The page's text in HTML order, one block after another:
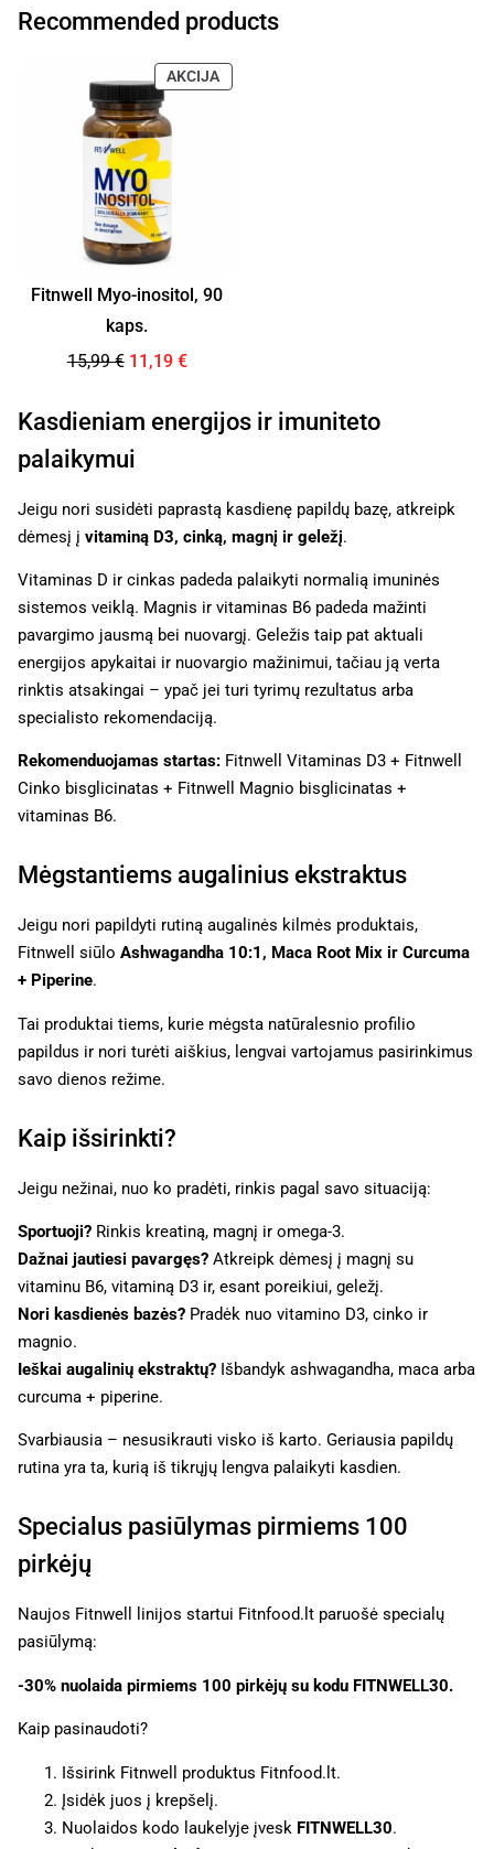
Recommended products
AKCIJA
Fitnwell Myo-inositol, 90
kaps.
15,99€ 11,19 €
Kasdieniam energijos ir imuniteto
palaikymui
Jeigu nori susidėti paprastą kasdienę papildų bazę, atkreipk
dėmesį į vitaminą D3, cinką, magnį ir geležį.
Vitaminas D ir cinkas padeda palaikyti normalią imuninės
sistemos veiklą. Magnis ir vitaminas B6 padeda mažinti
pavargimo jausmą bei nuovargį. Geležis taip pat aktuali
energijos apykaitai ir nuovargio mažinimui, tačiau ją verta
rinktis atsakingai – ypač jei turi tyrimų rezultatus arba
specialisto rekomendaciją.
Rekomenduojamas startas: Fitnwell Vitaminas D3 + Fitnwell
Cinko bisglicinatas + Fitnwell Magnio bisglicinatas +
vitaminas B6.
Mėgstantiems augalinius ekstraktus
Jeigu nori papildyti rutiną augalinės kilmės produktais,
Fitnwell siūlo Ashwagandha 10:1, Maca Root Mix ir Curcuma
+ Piperine.
Tai produktai tiems, kurie mėgsta natūralesnio profilio
papildus ir nori turėti aiškius, lengvai vartojamus pasirinkimus
savo dienos režime.
Kaip išsirinkti?
Jeigu nežinai, nuo ko pradėti, rinkis pagal savo situaciją:
Sportuoji? Rinkis kreatiną, magnį ir omega-3.
Dažnai jautiesi pavargęs? Atkreipk dėmesį į magnį su
vitaminu B6, vitaminą D3 ir, esant poreikiui, geležį.
Nori kasdienės bazės? Pradėk nuo vitamino D3, cinko ir
magnio.
Ieškai augalinių ekstraktų? Išbandyk ashwagandha, maca arba
curcuma + piperine.
Svarbiausia – nesusikrauti visko iš karto. Geriausia papildų
rutina yra ta, kurią iš tikrųjų lengva palaikyti kasdien.
Specialus pasiūlymas pirmiems 100
pirkėjų
Naujos Fitnwell linijos startui Fitnfood.lt paruošė specialų
pasiūlymą:
-30% nuolaida pirmiems 100 pirkėjų su kodu FITNWELL30.
Kaip pasinaudoti?
Išsirink Fitnwell produktus Fitnfood.lt.
Įsidėk juos į krepšelį.
Nuolaidos kodo laukelyje įvesk FITNWELL30.